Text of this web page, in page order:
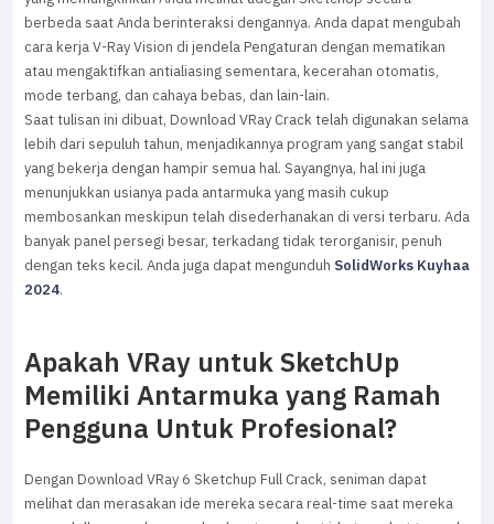
berbeda saat Anda berinteraksi dengannya. Anda dapat mengubah
cara kerja V-Ray Vision di jendela Pengaturan dengan mematikan
atau mengaktifkan antialiasing sementara, kecerahan otomatis,
mode terbang, dan cahaya bebas, dan lain-lain.
Saat tulisan ini dibuat, Download VRay Crack telah digunakan selama
lebih dari sepuluh tahun, menjadikannya program yang sangat stabil
yang bekerja dengan hampir semua hal. Sayangnya, hal ini juga
menunjukkan usianya pada antarmuka yang masih cukup
membosankan meskipun telah disederhanakan di versi terbaru. Ada
banyak panel persegi besar, terkadang tidak terorganisir, penuh
dengan teks kecil. Anda juga dapat mengunduh SolidWorks Kuyhaa
2024.
Apakah VRay untuk SketchUp
Memiliki Antarmuka yang Ramah
Pengguna Untuk Profesional?
Dengan Download VRay 6 Sketchup Full Crack, seniman dapat
melihat dan merasakan ide mereka secara real-time saat mereka